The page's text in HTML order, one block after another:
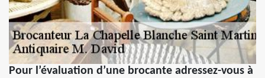
Pour l’évaluation d’une brocante adressez-vous à